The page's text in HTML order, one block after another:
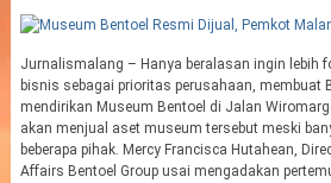
Jurnalismalang – Hanya beralasan ingin lebih
bisnis sebagai prioritas perusahaan, membuat
mendirikan Museum Bentoel di Jalan
akan menjual aset museum tersebut meski
beberapa pihak. Mercy Francisca Hutahean,
Affairs Bentoel Group usai mengadakan